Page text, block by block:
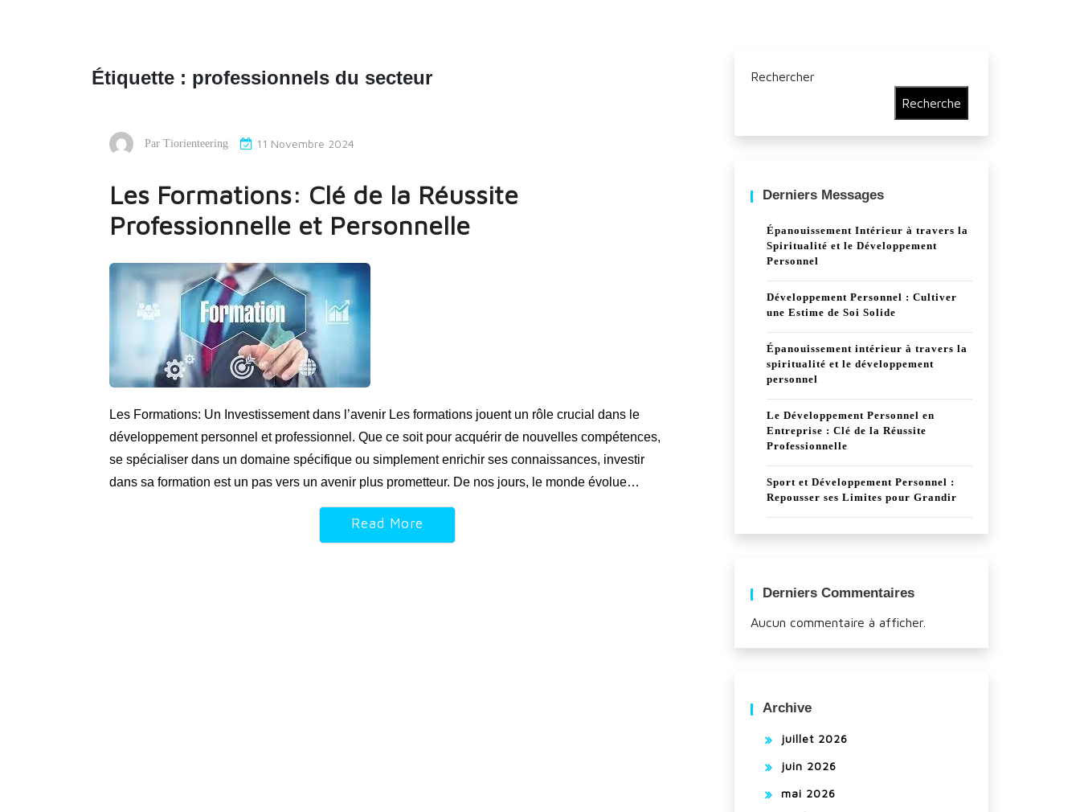
Étiquette : professionnels du secteur
Par Tiorienteering 11 Novembre 2024
Les Formations: Clé de la Réussite
Professionnelle et Personnelle
Les Formations: Un Investissement dans l’avenir Les formations jouent un rôle crucial dans le
développement personnel et professionnel. Que ce soit pour acquérir de nouvelles compétences,
se spécialiser dans un domaine spécifique ou simplement enrichir ses connaissances, investir
dans sa formation est un pas vers un avenir plus prometteur. De nos jours, le monde évolue…
Read More
Rechercher
Recherche
Derniers Messages
Épanouissement Intérieur à travers la
Spiritualité et le Développement
Personnel
Développement Personnel : Cultiver
une Estime de Soi Solide
Épanouissement intérieur à travers la
spiritualité et le développement
personnel
Le Développement Personnel en
Entreprise : Clé de la Réussite
Professionnelle
Sport et Développement Personnel :
Repousser ses Limites pour Grandir
Derniers Commentaires
Aucun commentaire à afficher.
Archive
juillet 2026
juin 2026
mai 2026